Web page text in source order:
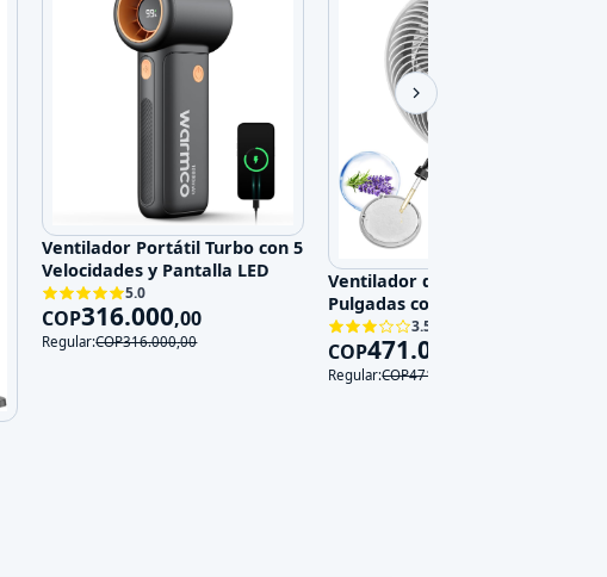
Ventilador Portátil Turbo con 5
Velocidades y Pantalla LED
5.0
COP316.000,00
Regular:COP316.000,00
Ventilador de Pared 14
Pulgadas con Control Remoto,
3 Velocidades y 3 Modos, 120V
3.5
COP471.000
Regular:COP471.000